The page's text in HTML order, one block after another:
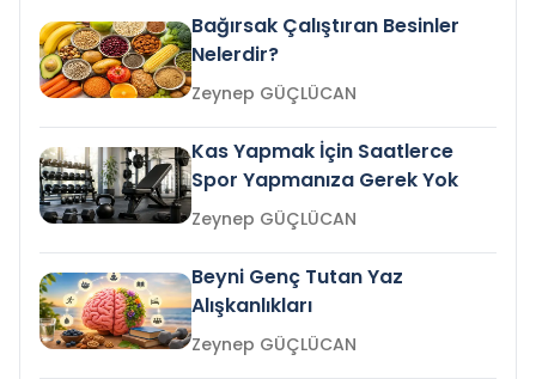
Bağırsak Çalıştıran Besinler
Nelerdir?
Zeynep GÜÇLÜCAN
Kas Yapmak İçin Saatlerce
Spor Yapmanıza Gerek Yok
Zeynep GÜÇLÜCAN
Beyni Genç Tutan Yaz
Alışkanlıkları
Zeynep GÜÇLÜCAN